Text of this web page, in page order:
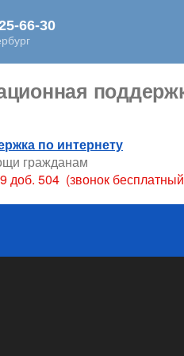
по интернету
гражданам
доб. 504 (звонок